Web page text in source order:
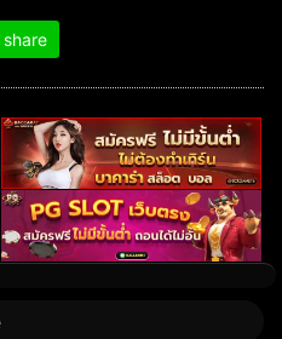
share